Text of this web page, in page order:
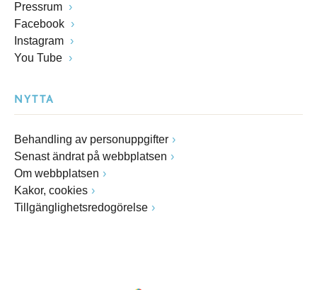
Pressrum
Facebook
Instagram
You Tube
NYTTA
Behandling av personuppgifter
Senast ändrat på webbplatsen
Om webbplatsen
Kakor, cookies
Tillgänglighetsredogörelse